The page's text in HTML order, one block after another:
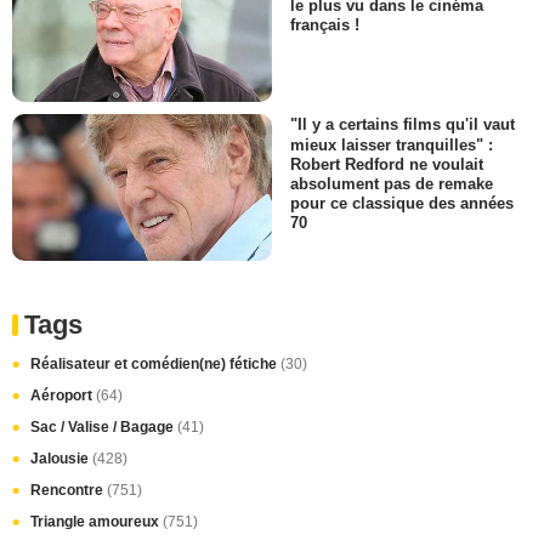
le plus vu dans le cinéma
français !
"Il y a certains films qu'il vaut
mieux laisser tranquilles" :
Robert Redford ne voulait
absolument pas de remake
pour ce classique des années
70
Tags
Réalisateur et comédien(ne) fétiche (30)
Aéroport (64)
Sac / Valise / Bagage (41)
Jalousie (428)
Rencontre (751)
Triangle amoureux (751)